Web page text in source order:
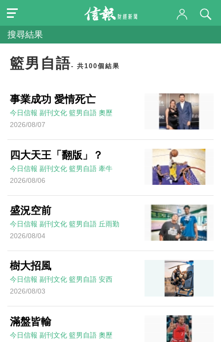
搜尋結果
籃男自語- 共100個結果
事業成功 愛情死亡
今日信報 副刊文化 籃男自語 奧歷
2026/08/07
四大天王「翻版」？
今日信報 副刊文化 籃男自語 牽牛
2026/08/06
盛況空前
今日信報 副刊文化 籃男自語 丘雨勤
2026/08/04
樹大招風
今日信報 副刊文化 籃男自語 安西
2026/08/03
滿盤皆輸
今日信報 副刊文化 籃男自語 奧歷